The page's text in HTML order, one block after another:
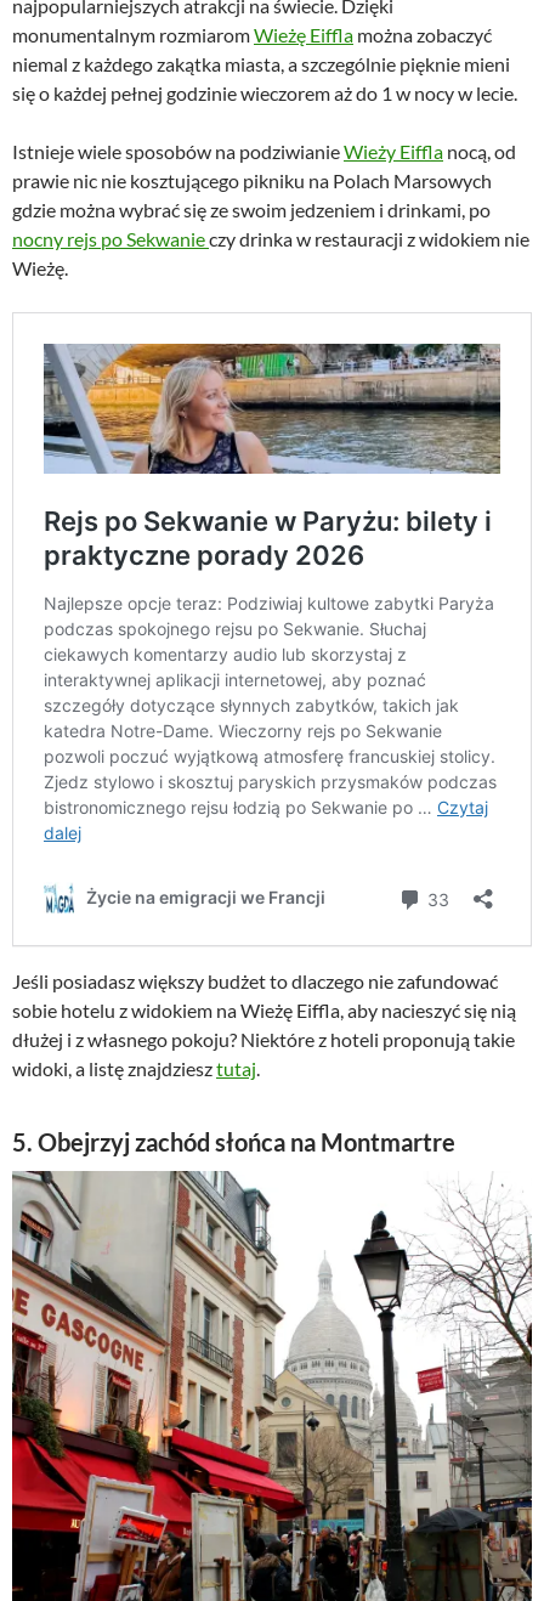
najpopularniejszych atrakcji na świecie. Dzięki
monumentalnym rozmiaromWieżę Eiffla można zobaczyć
niemal z każdego zakątka miasta, a szczególnie pięknie mieni
się o każdej pełnej godzinie wieczorem aż do 1 w nocy w lecie.
Istnieje wiele sposobów na podziwianieWieży Eiffla nocą, od
prawie nic nie kosztującego pikniku na Polach Marsowych
gdzie można wybrać się ze swoim jedzeniem i drinkami, po
nocny rejs po Sekwanieczy drinka w restauracji z widokiem nie
Wieżę.
Jeśli posiadasz większy budżet to dlaczego nie zafundować
sobie hotelu z widokiem na Wieżę Eiffla, aby nacieszyć się nią
dłużej i z własnego pokoju? Niektóre z hoteli proponują takie
widoki, a listę znajdziesztutaj
5. Obejrzyj zachód słońca na Montmartre